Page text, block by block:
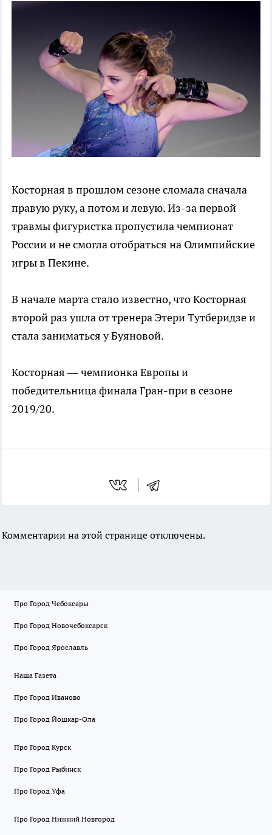
Косторная в прошлом сезоне сломала сначала
правую руку, а потом и левую. Из-за первой
травмы фигуристка пропустила чемпионат
России и не смогла отобраться на Олимпийские
игры в Пекине.
В начале марта стало известно, что Косторная
второй раз ушла от тренера Этери Тутберидзе и
стала заниматься у Буяновой.
Косторная — чемпионка Европы и
победительница финала Гран-при в сезоне
2019/20.
Комментарии на этой странице отключены.
Про Город Чебоксары
Про Город Новочебоксарск
Про Город Ярославль
Наша Газета
Про Город Иваново
Про Город Йошкар-Ола
Про Город Курск
Про Город Рыбинск
Про Город Уфа
Про Город Нижний Новгород